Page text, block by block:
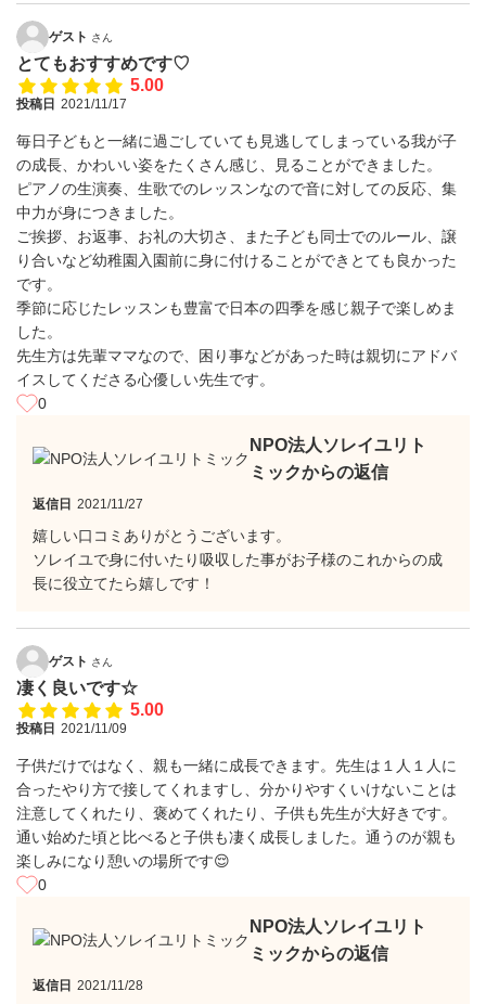
ゲスト さん
とてもおすすめです♡
5.00
投稿日 2021/11/17
毎日子どもと一緒に過ごしていても見逃してしまっている我が子
の成長、かわいい姿をたくさん感じ、見ることができました。
ピアノの生演奏、生歌でのレッスンなので音に対しての反応、集
中力が身につきました。
ご挨拶、お返事、お礼の大切さ、また子ども同士でのルール、譲
り合いなど幼稚園入園前に身に付けることができとても良かった
です。
季節に応じたレッスンも豊富で日本の四季を感じ親子で楽しめま
した。
先生方は先輩ママなので、困り事などがあった時は親切にアドバ
イスしてくださる心優しい先生です。
0
NPO法人ソレイユリト
ミックからの返信
返信日 2021/11/27
嬉しい口コミありがとうございます。
ソレイユで身に付いたり吸収した事がお子様のこれからの成
長に役立てたら嬉しです！
ゲスト さん
凄く良いです☆
5.00
投稿日 2021/11/09
子供だけではなく、親も一緒に成長できます。先生は１人１人に
合ったやり方で接してくれますし、分かりやすくいけないことは
注意してくれたり、褒めてくれたり、子供も先生が大好きです。
通い始めた頃と比べると子供も凄く成長しました。通うのが親も
楽しみになり憩いの場所です😌
0
NPO法人ソレイユリト
ミックからの返信
返信日 2021/11/28